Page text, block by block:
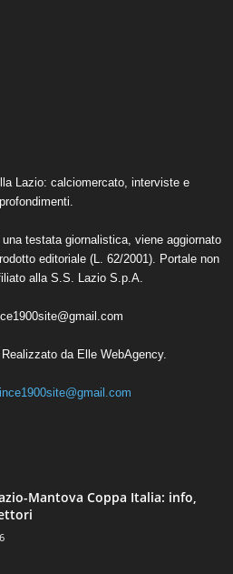
Lazio: calciomercato, interviste e
testata giornalistica, viene aggiornato
editoriale (L. 62/2001). Portale non
alla S.S. Lazio S.p.A.
da Elle WebAgency.
Mantova Coppa Italia: info,